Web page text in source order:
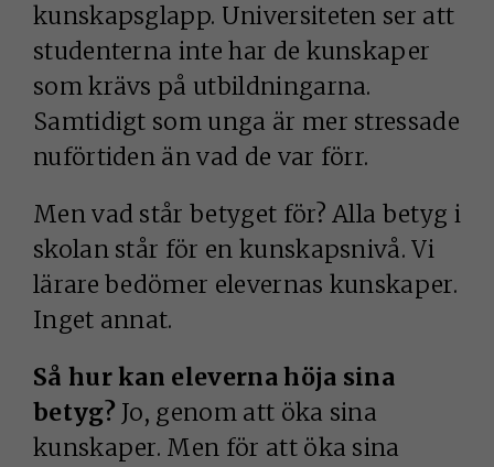
kunskapsglapp. Universiteten ser att
studenterna inte har de kunskaper
som krävs på utbildningarna.
Samtidigt som unga är mer stressade
nuförtiden än vad de var förr.
Men vad står betyget för? Alla betyg i
skolan står för en kunskapsnivå. Vi
lärare bedömer elevernas kunskaper.
Inget annat.
Så hur kan eleverna höja sina
betyg? Jo, genom att öka sina
kunskaper. Men för att öka sina